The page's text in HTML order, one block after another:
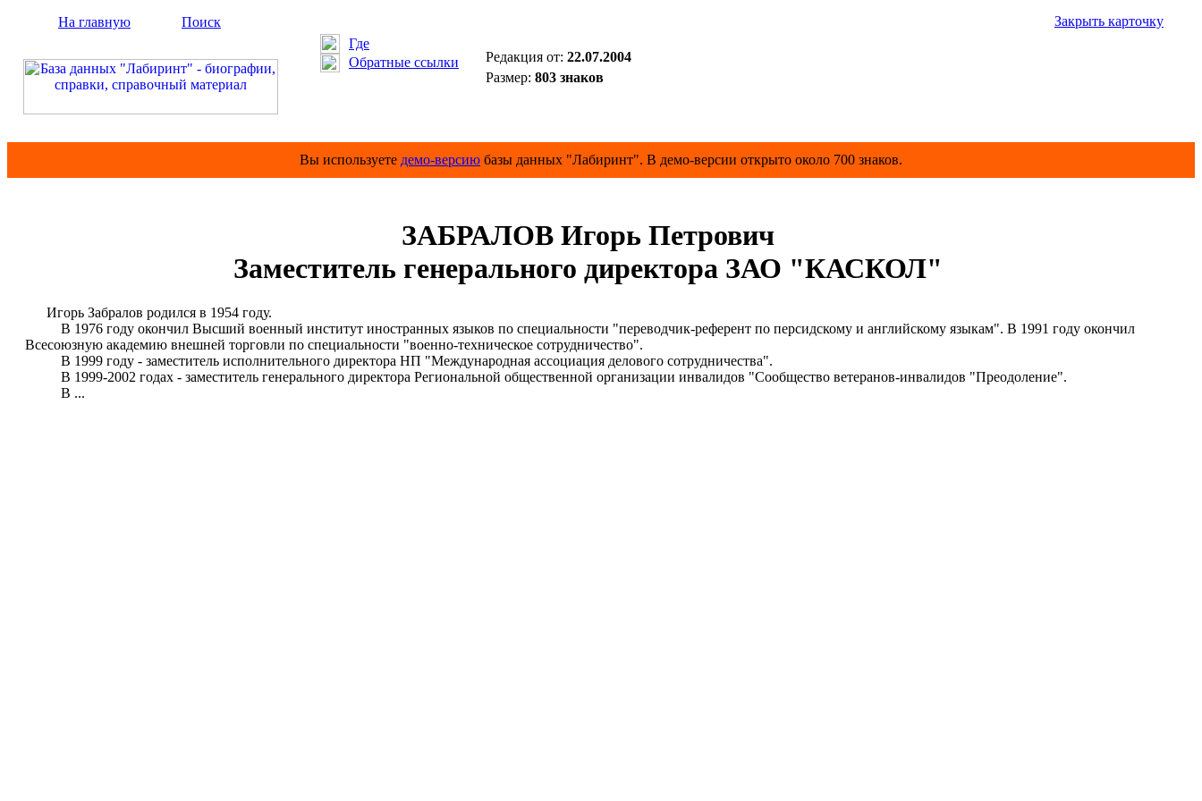
На главную
Поиск
Где
Обратные ссылки
Закрыть карточку
Редакция от: 22.07.2004
Размер: 803 знаков
Вы используете демо-версию базы данных "Лабиринт". В демо-версии открыто около 700 знаков.
ЗАБРАЛОВ Игорь Петрович
Заместитель генерального директора ЗАО "КАСКОЛ"
Игорь Забралов родился в 1954 году.
В 1976 году окончил Высший военный институт иностранных языков по специальности "переводчик-референт по персидскому и английскому языкам". В 1991 году окончил
Всесоюзную академию внешней торговли по специальности "военно-техническое сотрудничество".
В 1999 году - заместитель исполнительного директора НП "Международная ассоциация делового сотрудничества".
В 1999-2002 годах - заместитель генерального директора Региональной общественной организации инвалидов "Сообщество ветеранов-инвалидов "Преодоление".
В ...